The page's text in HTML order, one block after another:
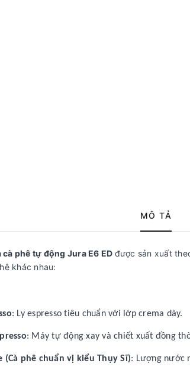
MÔ TẢ
cà phê tự động Jura E6 ED được sản xuất
khác nhau:
: Ly espresso tiêu chuẩn với lớp crema dày.
: Máy tự động xay và chiết xuất đồng
(Cà phê chuẩn vị kiểu Thụy Sĩ): Lượng nước